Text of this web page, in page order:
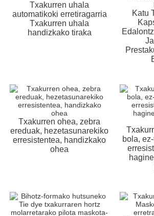
Txakurren uhala
automatikoki erretiragarria
Txakurren uhala
handizkako tiraka
Katu
Txakurren ohea, zebra
ereduak, hezetasunarekiko
erresistentea, handizkako
ohea
bola,